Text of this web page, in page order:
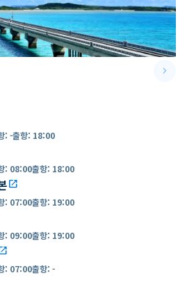
keyboard_arrow_right
: -출항: 18:00
: 08:00출항: 18:00
open_in_new
: 07:00출항: 19:00
: 09:00출항: 19:00
: 07:00출항: -